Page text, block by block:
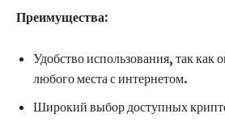
Преимущества:
Удобство использования, так как
любого места с интернетом.
Широкий выбор доступных